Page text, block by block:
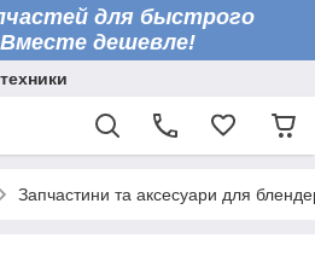
для быстрого
дешевле!
Запчастини та аксесуари для